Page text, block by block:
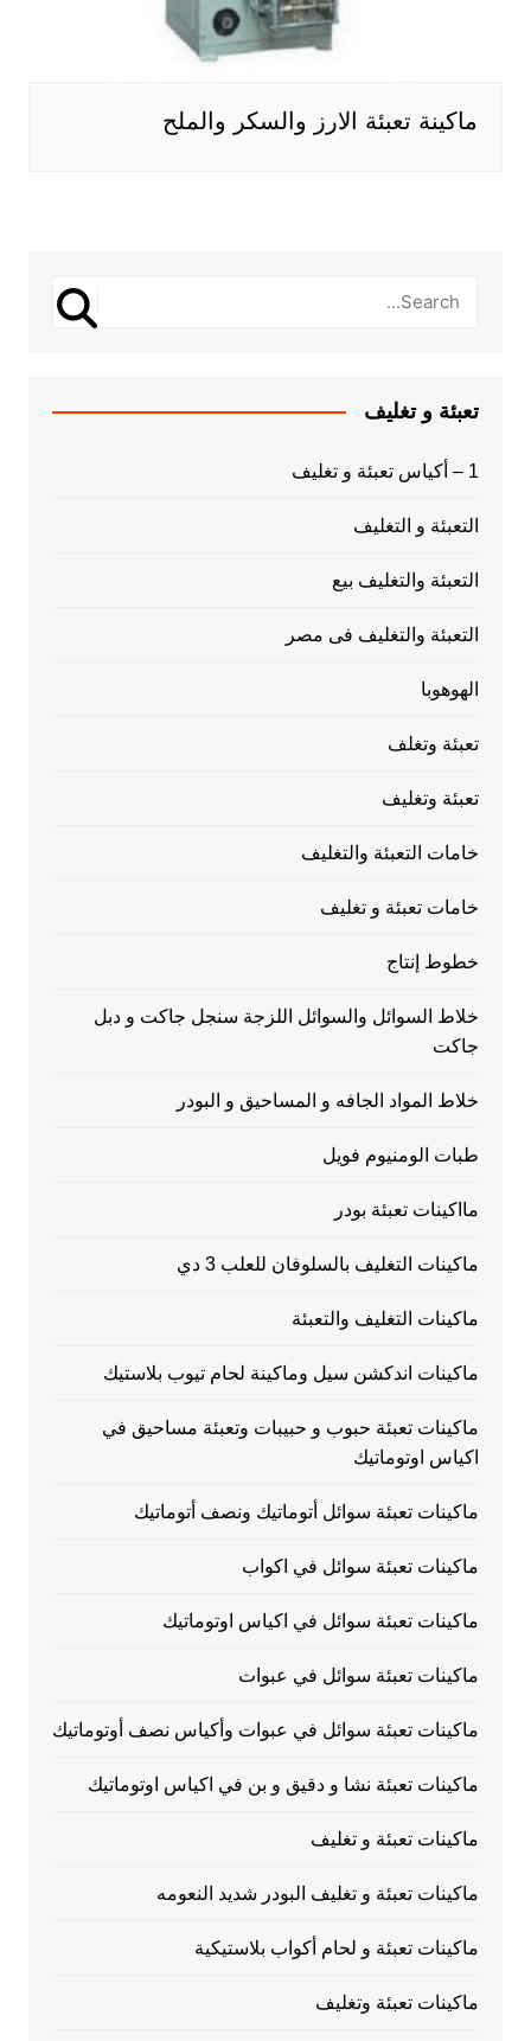
ماكينة تعبئة الارز والسكر والملح
تعبئة و تغليف
1 – أكياس تعبئة و تغليف
التعبئة و التغليف
التعبئة والتغليف بيع
التعبئة والتغليف فى مصر
الهوهوبا
تعبئة وتغلف
تعبئة وتغليف
خامات التعبئة والتغليف
خامات تعبئة و تغليف
خطوط إنتاج
خلاط السوائل والسوائل اللزجة سنجل جاكت و دبل
جاكت
خلاط المواد الجافه و المساحيق و البودر
طبات الومنيوم فويل
مااكينات تعبئة بودر
ماكينات التغليف بالسلوفان للعلب 3 دي
ماكينات التغليف والتعبئة
ماكينات اندكشن سيل وماكينة لحام تيوب بلاستيك
ماكينات تعبئة حبوب و حبيبات وتعبئة مساحيق في
اكياس اوتوماتيك
ماكينات تعبئة سوائل أتوماتيك ونصف أتوماتيك
ماكينات تعبئة سوائل في اكواب
ماكينات تعبئة سوائل في اكياس اوتوماتيك
ماكينات تعبئة سوائل في عبوات
ماكينات تعبئة سوائل في عبوات وأكياس نصف أوتوماتيك
ماكينات تعبئة نشا و دقيق و بن في اكياس اوتوماتيك
ماكينات تعبئة و تغليف
ماكينات تعبئة و تغليف البودر شديد النعومه
ماكينات تعبئة و لحام أكواب بلاستيكية
ماكينات تعبئة وتغليف